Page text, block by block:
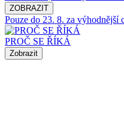
ZOBRAZIT
Pouze do 23. 8. za výhodnější
PROČ SE ŘÍKÁ
Zobrazit